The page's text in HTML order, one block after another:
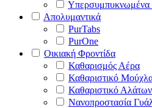
Υπερσυμπυκνωμένα
Απολυμαντικά
PurTabs
PurOne
Οικιακή Φροντίδα
Καθαρισμός Αέρα
Καθαριστικό
Καθαριστικό Αλάτων
Νανοπροστασία